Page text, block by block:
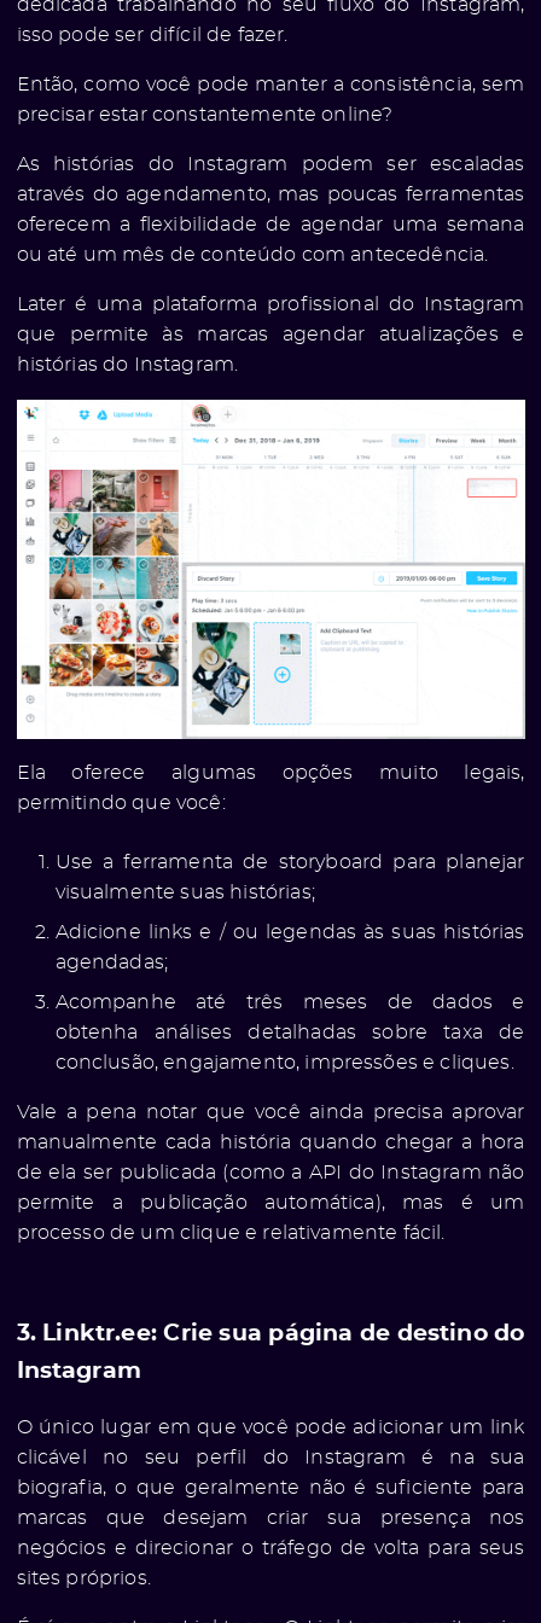
dedicada trabalhando no seu fluxo do Instagram,
isso pode ser difícil de fazer.
Então, como você pode manter a consistência, sem
precisar estar constantemente online?
As histórias do Instagram podem ser escaladas
através do agendamento, mas poucas ferramentas
oferecem a flexibilidade de agendar uma semana
ou até um mês de conteúdo com antecedência.
Later é uma plataforma profissional do Instagram
que permite às marcas agendar atualizações e
histórias do Instagram.
Ela oferece algumas opções muito legais,
permitindo que você:
Use a ferramenta de storyboard para planejar
visualmente suas histórias;
Adicione links e / ou legendas às suas histórias
agendadas;
Acompanhe até três meses de dados e
obtenha análises detalhadas sobre taxa de
conclusão, engajamento, impressões e cliques.
Vale a pena notar que você ainda precisa aprovar
manualmente cada história quando chegar a hora
de ela ser publicada (como a API do Instagram não
permite a publicação automática), mas é um
processo de um clique e relativamente fácil.
3. Linktr.ee: Crie sua página de destino do
Instagram
O único lugar em que você pode adicionar um link
clicável no seu perfil do Instagram é na sua
biografia, o que geralmente não é suficiente para
marcas que desejam criar sua presença nos
negócios e direcionar o tráfego de volta para seus
sites próprios.